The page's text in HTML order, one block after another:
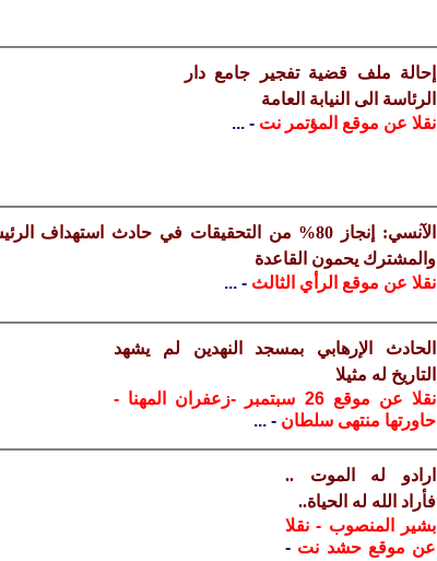
إحالة ملف قضية تفجير جامع دار
الرئاسة الى النيابة العامة
نقلا عن موقع المؤتمر نت - ...
الآنسي: إنجاز 80% من التحقيقات في حادث استهداف
والمشترك يحمون القاعدة
نقلا عن موقع الرأي الثالث - ...
الحادث الإرهابي بمسجد النهدين لم يشهد
التاريخ له مثيلا
نقلا عن موقع 26 سبتمبر -زعفران المهنا -
حاورتها منتهى سلطان - ...
ارادو له الموت ..
فأراد الله له الحياة..
بشير المنصوب - نقلا
عن موقع حشد نت -